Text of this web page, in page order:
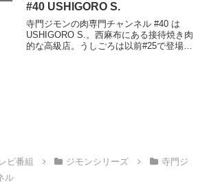
#40 USHIGORO S.
寺門ジモンの肉専門チャンネル #40 は
USHIGORO S.。西麻布にある接待焼き肉
的な高級店。うしごろは以前#25で登場し
ビ番組 ジモンシリーズ
寺門ジ
ル